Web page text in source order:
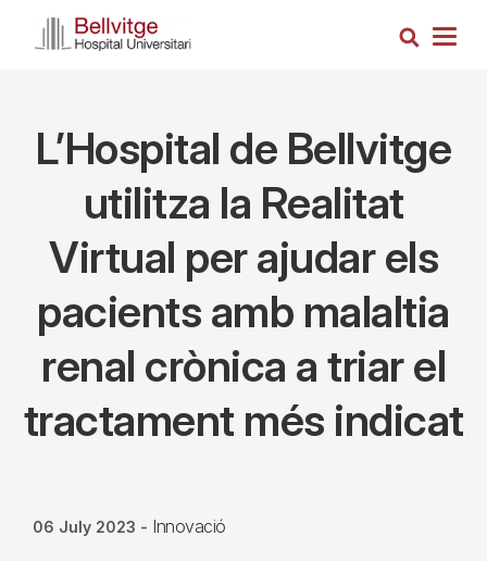
Search
L’Hospital de Bellvitge
utilitza la Realitat
Virtual per ajudar els
pacients amb malaltia
renal crònica a triar el
tractament més indicat
06 July 2023 - Innovació